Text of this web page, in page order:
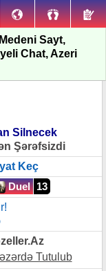
Sayt,
Chat, Azeri
Silnecek
Şərəfsizdi
Keç
Duel 13
Tutulub